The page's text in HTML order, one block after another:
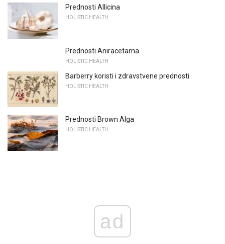
Prednosti Allicina
HOLISTIC HEALTH
Prednosti Aniracetama
HOLISTIC HEALTH
Barberry koristi i zdravstvene prednosti
HOLISTIC HEALTH
Prednosti Brown Alga
HOLISTIC HEALTH
ad